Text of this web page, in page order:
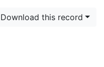
Download this record